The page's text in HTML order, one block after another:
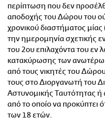
περίπτωση που δεν
αποδοχής του Δώρου του
χρονικού διαστήματος
την ημερομηνία σχετικής
του 2ου επιλαχόντα του
κατακύρωσης των ανωτέρω
από τους νικητές του
τους στο Διοργανωτή του
Αστυνομικής Ταυτότητας
από το οποίο να προκύπτει
των 18 ετών.